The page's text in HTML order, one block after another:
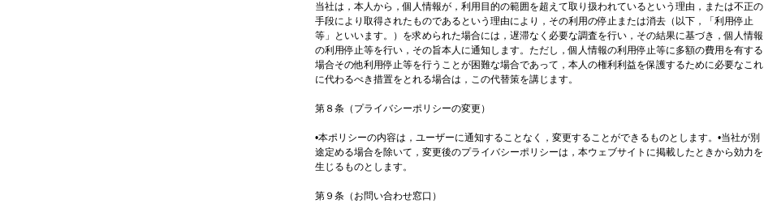
当社は，本人から，個人情報が，利用目的の範囲を超えて取り扱われているという理由，または不正の
手段により取得されたものであるという理由により，その利用の停止または消去（以下，「利用停止
等」といいます。）を求められた場合には，遅滞なく必要な調査を行い，その結果に基づき，個人情報
の利用停止等を行い，その旨本人に通知します。ただし，個人情報の利用停止等に多額の費用を有する
場合その他利用停止等を行うことが困難な場合であって，本人の権利利益を保護するために必要なこれ
に代わるべき措置をとれる場合は，この代替策を講じます。
第８条（プライバシーポリシーの変更）
•本ポリシーの内容は，ユーザーに通知することなく，変更することができるものとします。•当社が別
途定める場合を除いて，変更後のプライバシーポリシーは，本ウェブサイトに掲載したときから効力を
生じるものとします。
第９条（お問い合わせ窓口）